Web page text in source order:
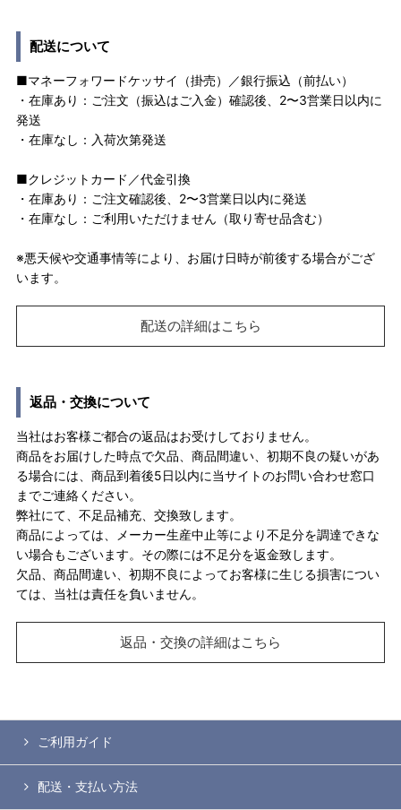
配送について
■マネーフォワードケッサイ（掛売）／銀行振込（前払い）
・在庫あり：ご注文（振込はご入金）確認後、2〜3営業日以内に
発送
・在庫なし：入荷次第発送
■クレジットカード／代金引換
・在庫あり：ご注文確認後、2〜3営業日以内に発送
・在庫なし：ご利用いただけません（取り寄せ品含む）
※悪天候や交通事情等により、お届け日時が前後する場合がござ
います。
配送の詳細はこちら
返品・交換について
当社はお客様ご都合の返品はお受けしておりません。
商品をお届けした時点で欠品、商品間違い、初期不良の疑いがあ
る場合には、商品到着後5日以内に当サイトのお問い合わせ窓口
までご連絡ください。
弊社にて、不足品補充、交換致します。
商品によっては、メーカー生産中止等により不足分を調達できな
い場合もございます。その際には不足分を返金致します。
欠品、商品間違い、初期不良によってお客様に生じる損害につい
ては、当社は責任を負いません。
返品・交換の詳細はこちら
ご利用ガイド
配送・支払い方法